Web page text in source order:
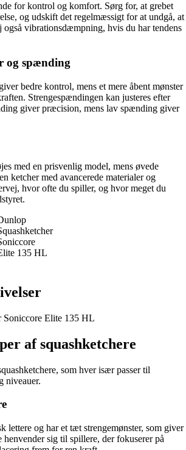
for kontrol og komfort. Sørg for, at grebet
og udskift det regelmæssigt for at undgå, at
vibrationsdæmpning, hvis du har tendens
og spænding
bedre kontrol, mens et mere åbent mønster
Strengespændingen kan justeres efter
giver præcision, mens lav spænding giver
med en prisvenlig model, mens øvede
ketcher med avancerede materialer og
hvor ofte du spiller, og hvor meget du
135 HL
Soniccore Elite 135 HL
af squashketchere
som hver især passer til
niveauer.
lettere og har et tæt strengemønster, som giver
sig til spillere, der fokuserer på